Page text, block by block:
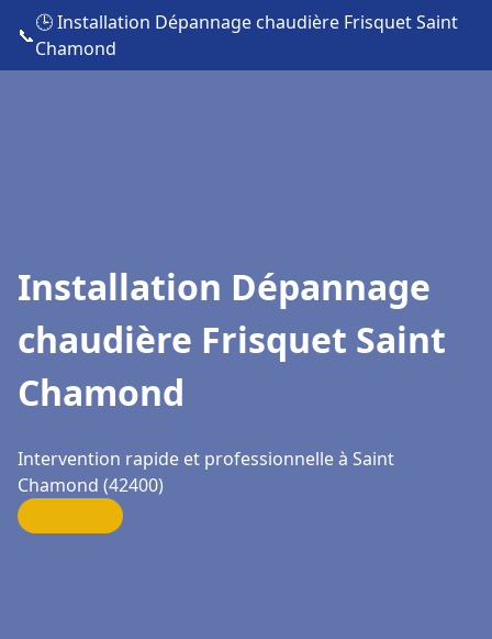
📞
🕒 Installation Dépannage chaudière Frisquet Saint
Chamond
Installation Dépannage
chaudière Frisquet Saint
Chamond
Intervention rapide et professionnelle à Saint
Chamond (42400)